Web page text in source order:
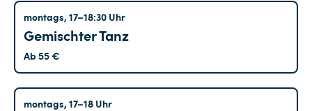
montags, 17–18:30 Uhr
Gemischter Tanz
Ab 55 €
montags, 17–18 Uhr